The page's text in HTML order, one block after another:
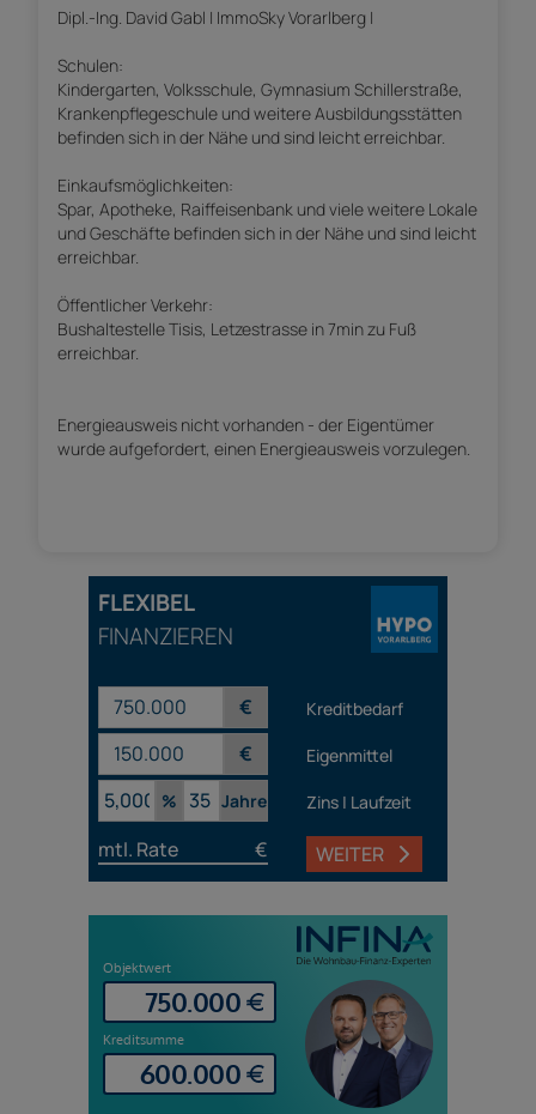
Dipl.-Ing. David Gabl | ImmoSky Vorarlberg |
Schulen:
Kindergarten, Volksschule, Gymnasium Schillerstraße,
Krankenpflegeschule und weitere Ausbildungsstätten
befinden sich in der Nähe und sind leicht erreichbar.
Einkaufsmöglichkeiten:
Spar, Apotheke, Raiffeisenbank und viele weitere Lokale
und Geschäfte befinden sich in der Nähe und sind leicht
erreichbar.
Öffentlicher Verkehr:
Bushaltestelle Tisis, Letzestrasse in 7min zu Fuß
erreichbar.
Energieausweis nicht vorhanden - der Eigentümer
wurde aufgefordert, einen Energieausweis vorzulegen.
FLEXIBEL
FINANZIEREN
€ Kreditbedarf
€
Eigenmittel
%
Jahre Zins | Laufzeit
mtl. Rate € WEITER